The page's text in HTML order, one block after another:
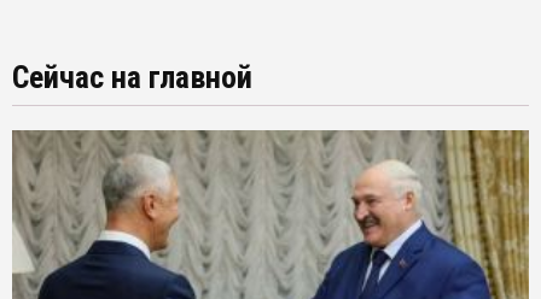
Сейчас на главной